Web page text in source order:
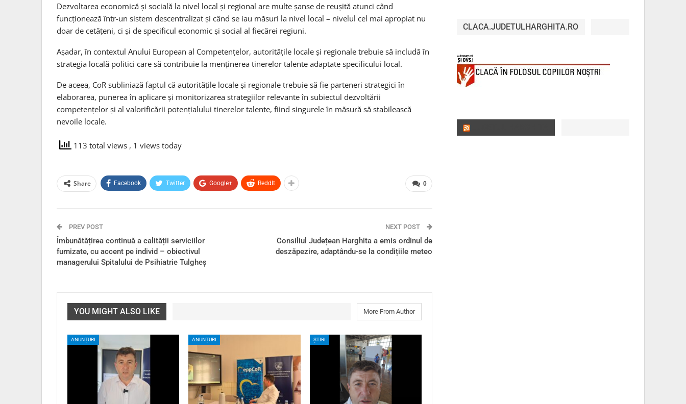
Dezvoltarea economică și socială la nivel local și regional are multe șanse de reușită atunci când
funcționează într-un sistem descentralizat și când se iau măsuri la nivel local – nivelul cel mai apropiat nu
doar de cetățeni, ci și de specificul economic și social al fiecărei regiuni.
Așadar, în contextul Anului European al Competențelor, autoritățile locale și regionale trebuie să includă în
strategia locală politici care să contribuie la menținerea tinerelor talente adaptate specificului local.
De aceea, CoR subliniază faptul că autoritățile locale și regionale trebuie să fie parteneri strategici în
elaborarea, punerea în aplicare și monitorizarea strategiilor relevante în subiectul dezvoltării
competențelor și al valorificării potențialului tinerelor talente, fiind singurele în măsură să stabilească
nevoile locale.
113 total views , 1 views today
0
Share Facebook Twitter Google+ ReddIt
PREV POST
Îmbunătățirea continuă a calității serviciilor
furnizate, cu accent pe individ – obiectivul
managerului Spitalului de Psihiatrie Tulgheș
NEXT POST
Consiliul Județean Harghita a emis ordinul de
deszăpezire, adaptându-se la condițiile meteo
YOU MIGHT ALSO LIKE More From Author
ANUNȚURI ANUNȚURI ȘTIRI
CLACA.JUDETULHARGHITA.RO